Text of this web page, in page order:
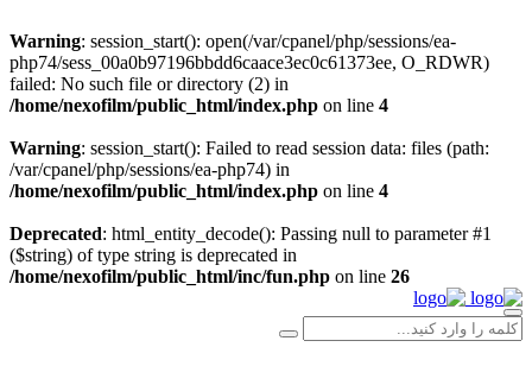
Warning: session_start(): open(/var/cpanel/php/sessions/ea-
php74/sess_00a0b97196bbdd6caace3ec0c61373ee, O_RDWR)
failed: No such file or directory (2) in
/home/nexofilm/public_html/index.php on line 4
Warning: session_start(): Failed to read session data: files (path:
/var/cpanel/php/sessions/ea-php74) in
/home/nexofilm/public_html/index.php on line 4
Deprecated: html_entity_decode(): Passing null to parameter #1
($string) of type string is deprecated in
/home/nexofilm/public_html/inc/fun.php on line 26